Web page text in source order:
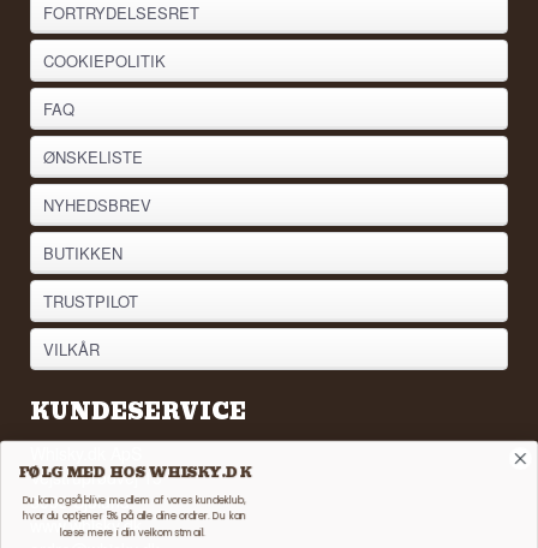
FORTRYDELSESRET
COOKIEPOLITIK
FAQ
ØNSKELISTE
NYHEDSBREV
BUTIKKEN
TRUSTPILOT
VILKÅR
KUNDESERVICE
Vejstruprødvej 15
6093 Sjølund
www.whisky.dk
FØLG MED HOS WHISKY.DK
Du kan også blive medlem af vores kundeklub,
hvor du optjener 5% på alle dine ordrer. Du kan
læse mere i din velkomstmail.